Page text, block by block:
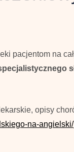
pacjentom na
opisy
na-angielski/